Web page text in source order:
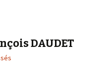
DAUDET